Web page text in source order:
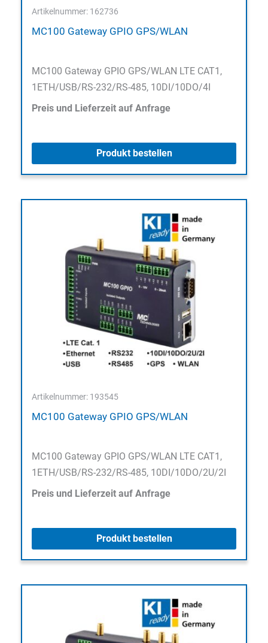
Artikelnummer: 162736
MC100 Gateway GPIO GPS/WLAN
MC100 Gateway GPIO GPS/WLAN LTE CAT1,
1ETH/USB/RS-232/RS-485, 10DI/10DO/4I
Preis und Lieferzeit auf Anfrage
Produkt bestellen
Artikelnummer: 193545
MC100 Gateway GPIO GPS/WLAN
MC100 Gateway GPIO GPS/WLAN LTE CAT1,
1ETH/USB/RS-232/RS-485, 10DI/10DO/2U/2I
Preis und Lieferzeit auf Anfrage
Produkt bestellen